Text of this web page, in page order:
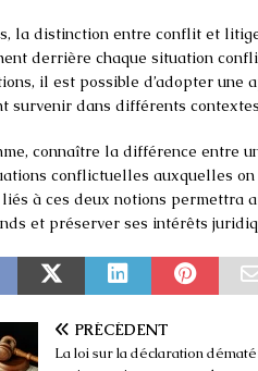
la distinction entre conflit et
derrière chaque situation
il est possible d’adopter
survenir dans différents
connaître la différence entre
conflictuelles auxquelles
à ces deux notions permettra
et préserver ses intérêts
PRÉCÉDENT
La loi sur la déclaration